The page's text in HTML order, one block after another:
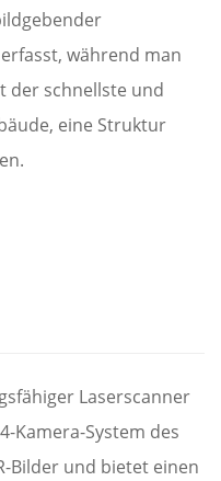
während man
der schnellste und
eine Struktur
Laserscanner
Kamera-System des
Bilder und bietet einen